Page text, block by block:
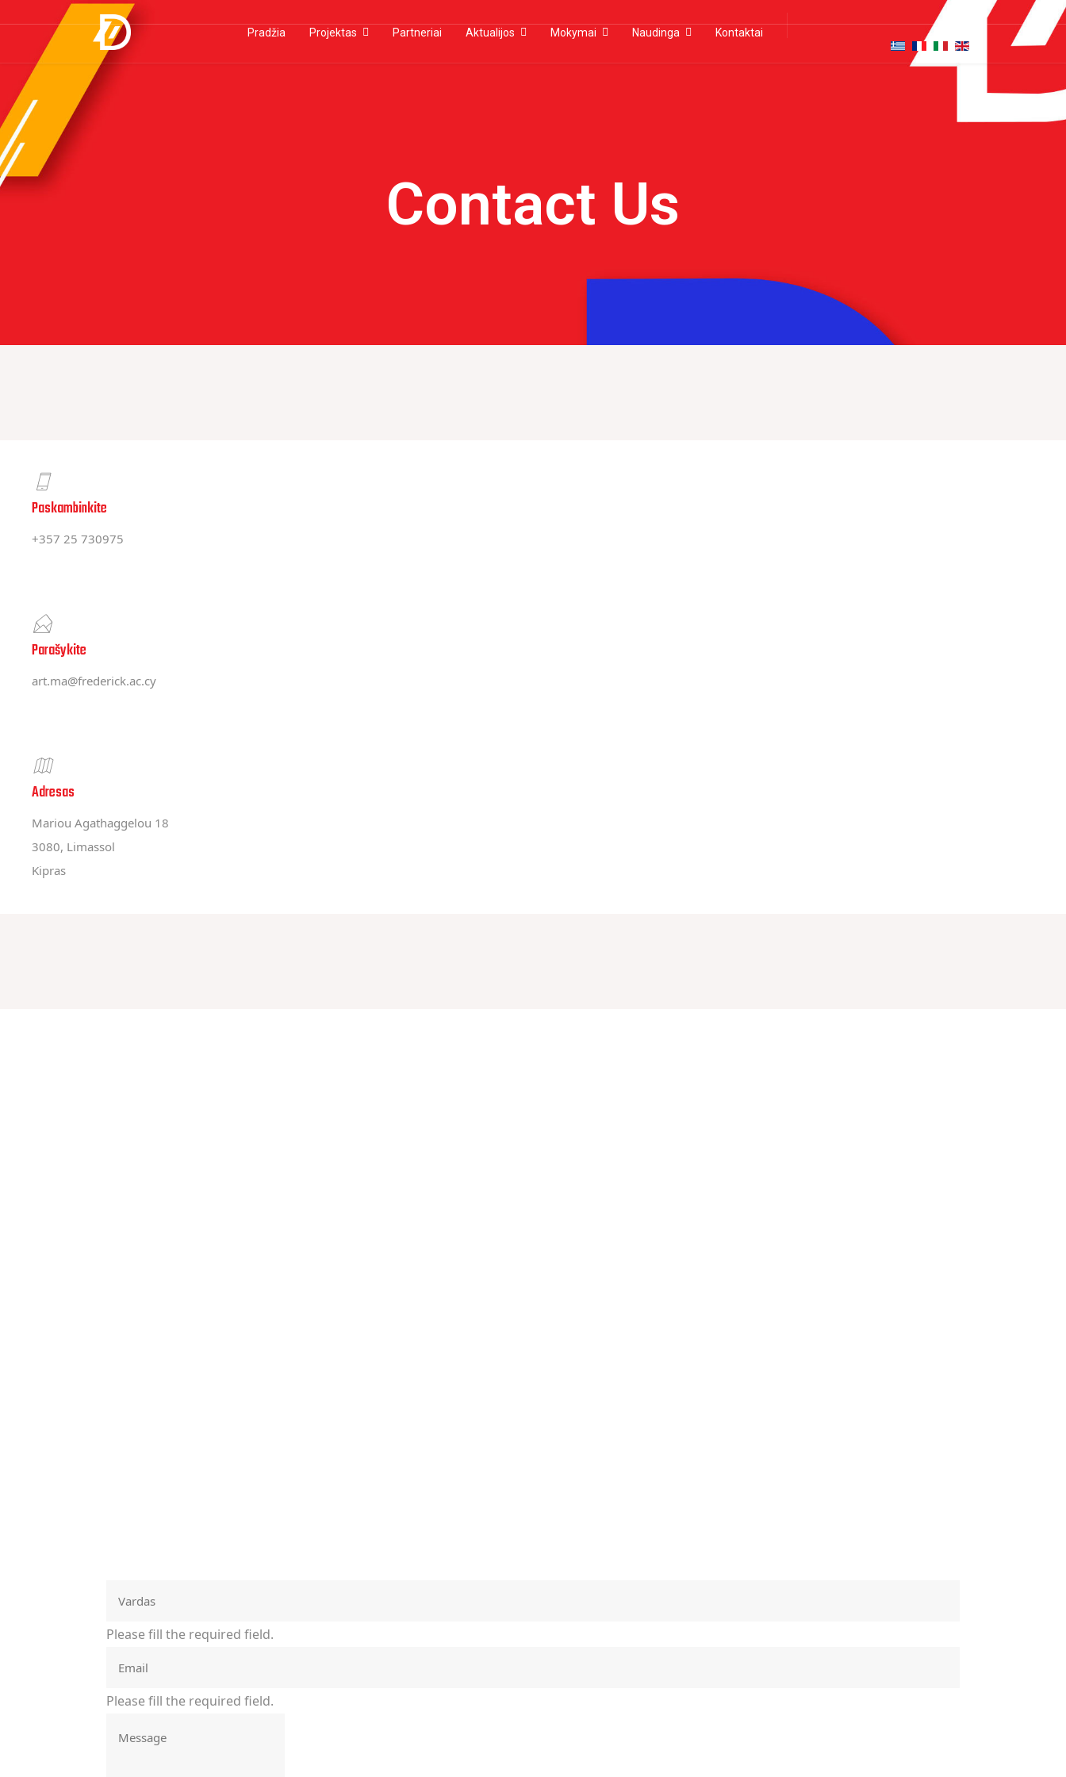
Pradžia Projektas Partneriai Aktualijos Mokymai Naudinga Kontaktai
Contact Us
Paskambinkite
+357 25 730975
Parašykite
art.ma@frederick.ac.cy
Adresas
Mariou Agathaggelou 18
3080, Limassol
Kipras
Please fill the required field.
Please fill the required field.